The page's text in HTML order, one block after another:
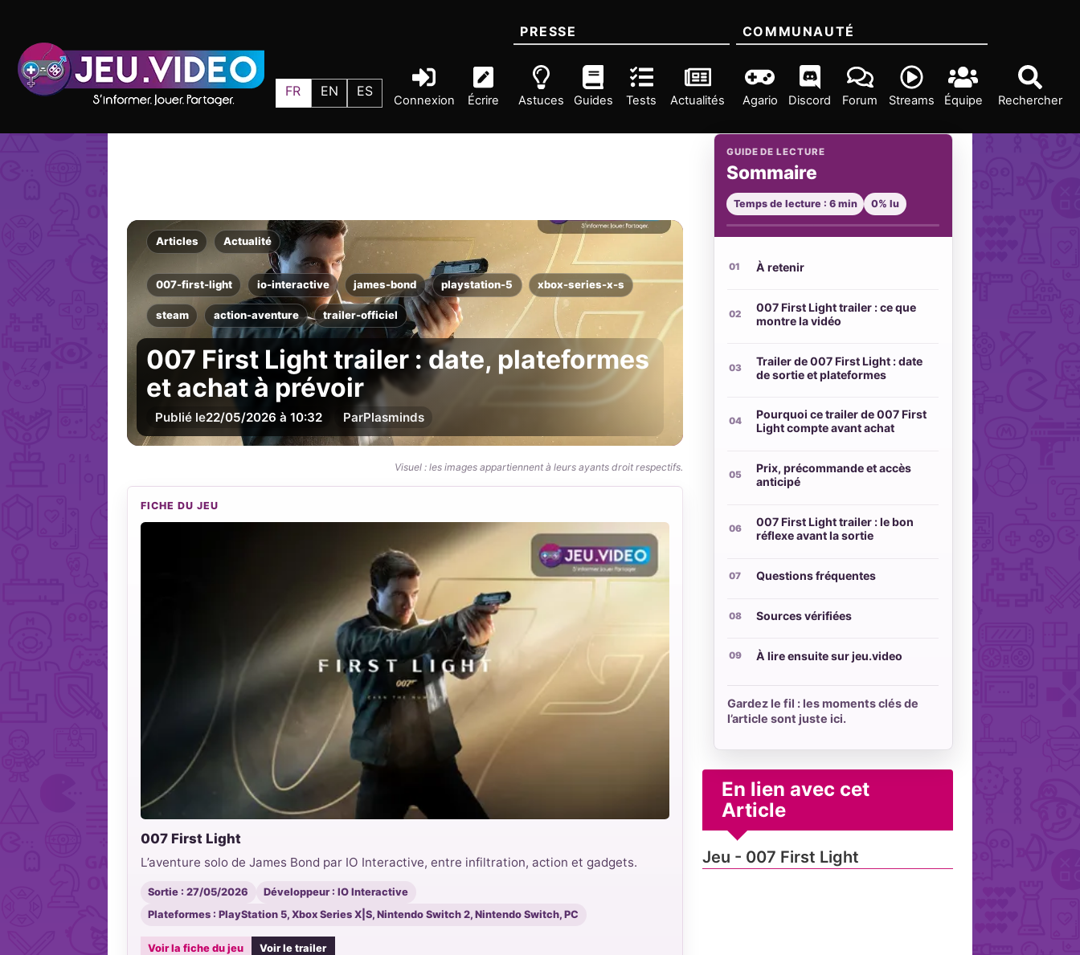
FR EN ES
Connexion Écrire Rechercher
PRESSE
Astuces Guides Tests Actualités
COMMUNAUTÉ
Agario Discord Forum Streams Équipe
Articles Actualité
007-first-light io-interactive james-bond playstation-5 xbox-series-x-s
steam action-aventure trailer-officiel
007 First Light trailer : date, plateformes
et achat à prévoir
Publié le22/05/2026 à 10:32 ParPlasminds
Visuel : les images appartiennent à leurs ayants droit respectifs.
FICHE DU JEU
007 First Light
L’aventure solo de James Bond par IO Interactive, entre infiltration, action et gadgets.
Sortie : 27/05/2026
Développeur : IO Interactive
Plateformes : PlayStation 5, Xbox Series X|S, Nintendo Switch 2, Nintendo Switch, PC
Voir la fiche du jeu Voir le trailer
GUIDE DE LECTURE
Sommaire
Temps de lecture : 6 min 0% lu
À retenir
007 First Light trailer : ce que
montre la vidéo
Trailer de 007 First Light : date
de sortie et plateformes
Pourquoi ce trailer de 007 First
Light compte avant achat
Prix, précommande et accès
anticipé
007 First Light trailer : le bon
réflexe avant la sortie
Questions fréquentes
Sources vérifiées
À lire ensuite sur jeu.video
Gardez le fil : les moments clés de
l’article sont juste ici.
En lien avec cet
Article
Jeu - 007 First Light